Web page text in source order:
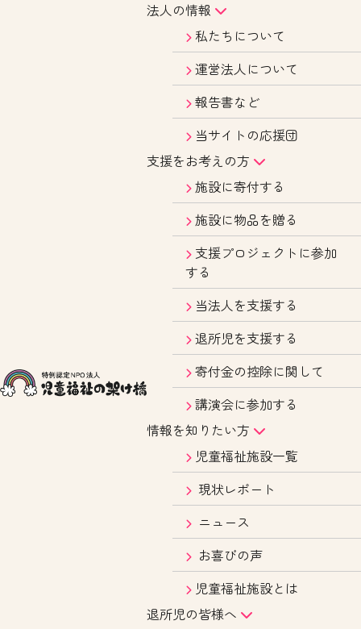
法人の情報
私たちについて
運営法人について
報告書など
当サイトの応援団
支援をお考えの方
施設に寄付する
施設に物品を贈る
支援プロジェクトに参加
する
当法人を支援する
退所児を支援する
寄付金の控除に関して
講演会に参加する
情報を知りたい方
児童福祉施設一覧
現状レポート
ニュース
お喜びの声
児童福祉施設とは
退所児の皆様へ